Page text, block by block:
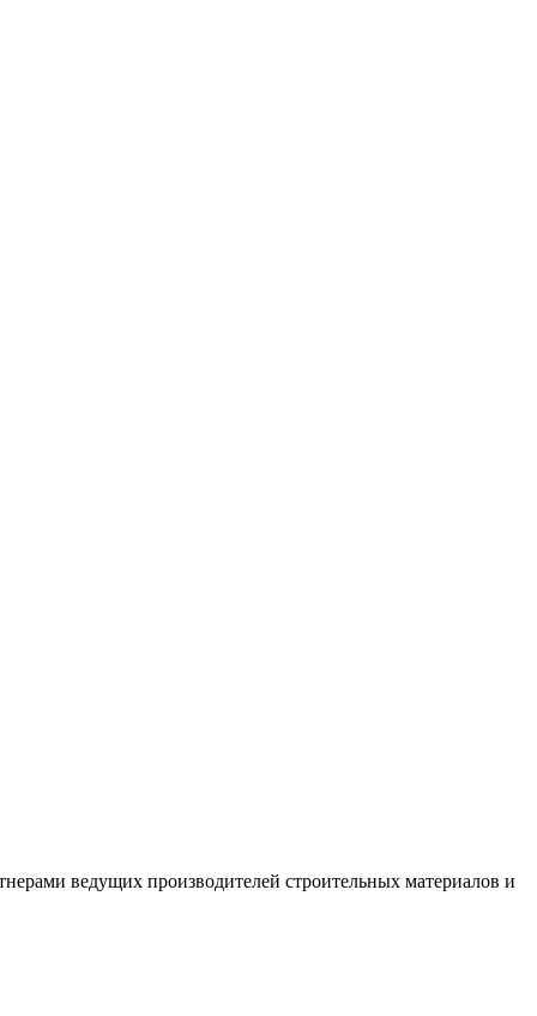
ведущих производителей строительных материалов и